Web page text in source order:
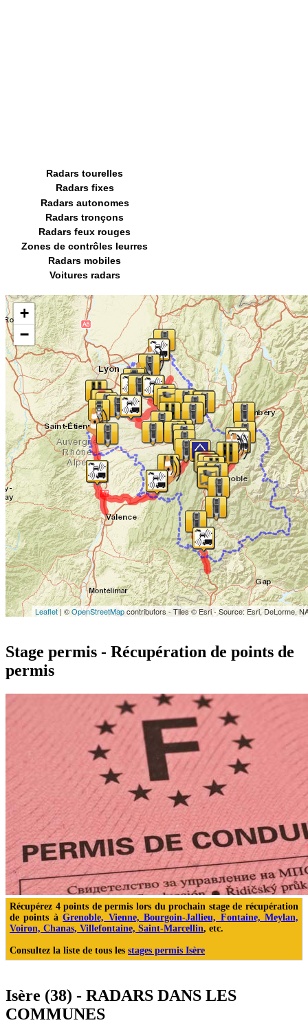
Radars tourelles
Radars fixes
Radars autonomes
Radars tronçons
Radars feux rouges
Zones de contrôles leurres
Radars mobiles
Voitures radars
+
−
Leaflet | ©OpenStreetMapcontributors - Tiles © Esri - Source: Esri, DeLorme,
Stage permis - Récupération de points de
permis
Récupérez 4 points de permis lors du prochain stage de récupération
de points àGrenoble, Vienne, Bourgoin-Jallieu, Fontaine, Meylan,
Voiron, Chanas, Villefontaine, Saint-Marcellin, etc.
Consultez la liste de tous les stages permis Isère
Isère (38) - RADARS DANS LES
COMMUNES